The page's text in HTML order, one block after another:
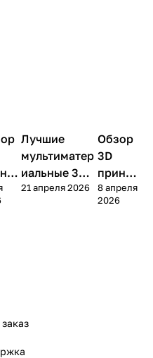
3D принтеры
Лучшие
мультиматер
иальные 3D
принтеры на
21 апреля 2026
3D
Обзор
3D
принте
ра
FlashF
8 апреля
2026